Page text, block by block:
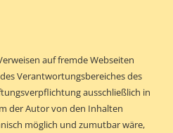
auf fremde Webseiten
Verantwortungsbereiches des
ausschließlich in
der Autor von den Inhalten
möglich und zumutbar wäre,